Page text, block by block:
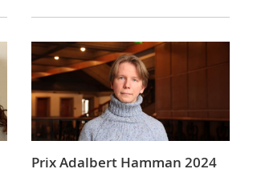
Prix Adalbert Hamman 2024